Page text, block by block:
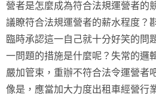
營者是怎麼成為符合法規運營者的
議瞭符合法規運營者的薪水程度？
臨時承認這一自己就十分好笑的問
一問題的措施是什麼呢？失常的邏
嚴加管束，重辦不符合法令運營者
像是，應當加大力度出租車經營行